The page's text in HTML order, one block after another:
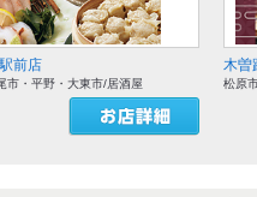
前店
市・平野・大東市/居酒屋
木曽
松原